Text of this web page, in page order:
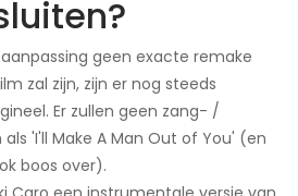
geen exacte remake
zal zijn, zijn er nog steeds
Er zullen geen zang- /
'I'll Make A Man Out of You' (en
boos over).